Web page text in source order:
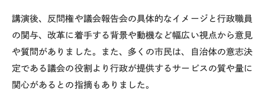
講演後、反問権や議会報告会の具体的なイメージと行政職員
の関与、改革に着手する背景や動機など幅広い視点から意見
や質問がありました。また、多くの市民は、自治体の意志決
定である議会の役割より行政が提供するサービスの質や量に
関心があるとの指摘もありました。